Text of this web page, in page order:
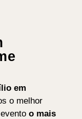
em
o melhor
o mais